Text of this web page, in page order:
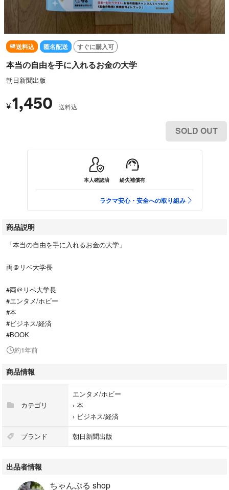
送料込 匿名配送 すぐに購入可
本当の自由を手に入れるお金の大学
朝日新聞出版
¥1,450 送料込
SOLD OUT
本人確認済 紛失補償有
ラクマ安心・安全への取り組み
商品説明
「本当の自由を手に入れるお金の大学」
両＠リベ大学長
#両＠リベ大学長
#エンタメ/ホビー
#本
#ビジネス/経済
#BOOK
約1年前
商品情報
カテゴリ
エンタメ/ホビー
› 本
› ビジネス/経済
ブランド 朝日新聞出版
出品者情報
ちゃんぷる shop